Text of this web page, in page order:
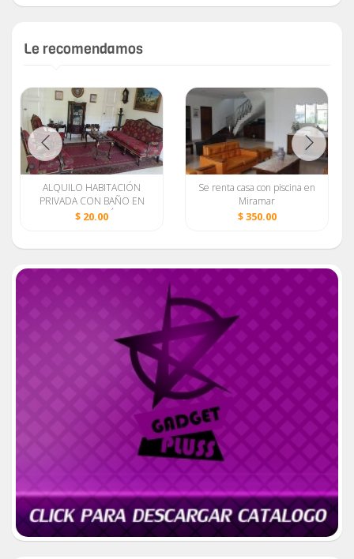
Le recomendamos
ALQUILO HABITACIÓN
PRIVADA CON BAÑO EN
MIRAMAR MUY CÉNTRICA
$ 20.00
Se renta casa con piscina en
Miramar
$ 350.00